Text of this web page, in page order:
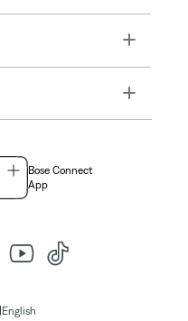
Toggle
Toggle
Bose Connect
App
English